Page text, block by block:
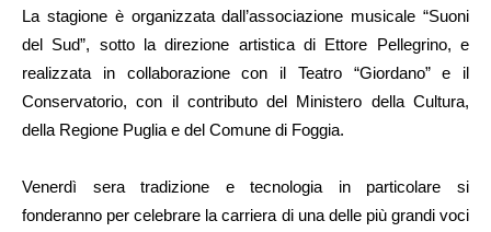
La stagione è organizzata dall’associazione musicale “Suoni
del Sud”, sotto la direzione artistica di Ettore Pellegrino, e
realizzata in collaborazione con il Teatro “Giordano” e il
Conservatorio, con il contributo del Ministero della Cultura,
della Regione Puglia e del Comune di Foggia.
Venerdì sera tradizione e tecnologia in particolare si
fonderanno per celebrare la carriera di una delle più grandi voci